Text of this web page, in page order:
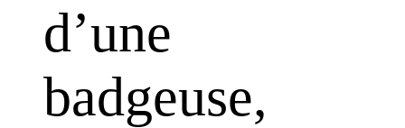
d’une
badgeuse,